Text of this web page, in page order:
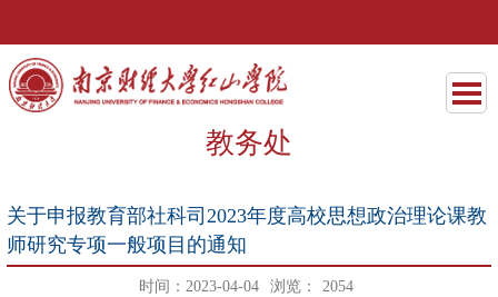
教务处
关于申报教育部社科司2023年度高校思想政治理论课教
师研究专项一般项目的通知
时间：2023-04-04 浏览： 2054